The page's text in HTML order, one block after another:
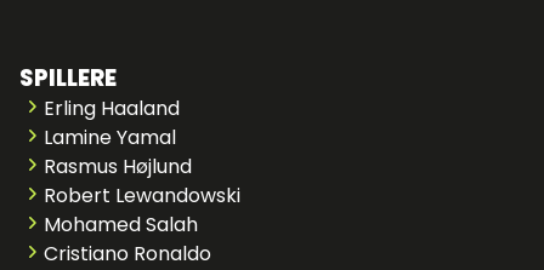
SPILLERE
Erling Haaland
Lamine Yamal
Rasmus Højlund
Robert Lewandowski
Mohamed Salah
Cristiano Ronaldo